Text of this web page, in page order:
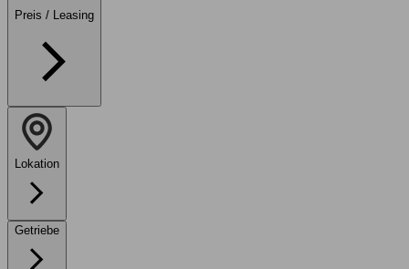
Preis / Leasing
Lokation
Getriebe